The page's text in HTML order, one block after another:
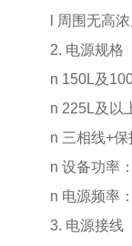
l 周围无高
2. 电源规格
n 150L及
n 225L及以
n 三相线+
n 设备功率
n 电源频率
3. 电源接线